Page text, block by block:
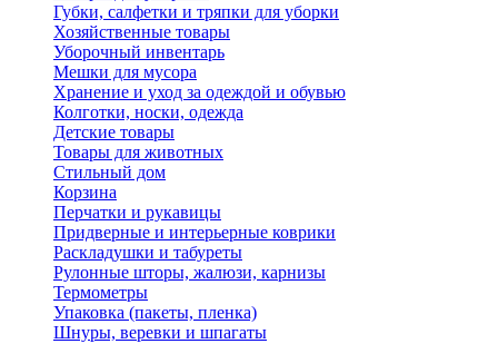
Губки, салфетки и тряпки для уборки
Хозяйственные товары
Уборочный инвентарь
Мешки для мусора
Хранение и уход за одеждой и обувью
Колготки, носки, одежда
Детские товары
Товары для животных
Стильный дом
Корзина
Перчатки и рукавицы
Придверные и интерьерные коврики
Раскладушки и табуреты
Рулонные шторы, жалюзи, карнизы
Термометры
Упаковка (пакеты, пленка)
Шнуры, веревки и шпагаты